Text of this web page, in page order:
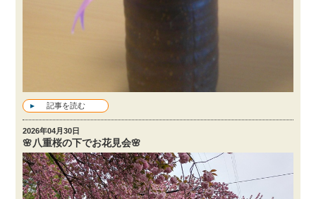
記事を読む
2026年04月30日
🌸八重桜の下でお花見会🌸